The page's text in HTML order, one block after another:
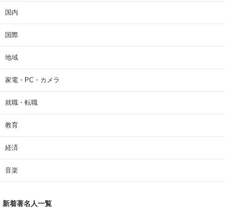
国内
国際
地域
家電・PC・カメラ
就職・転職
教育
経済
音楽
新着著名人一覧